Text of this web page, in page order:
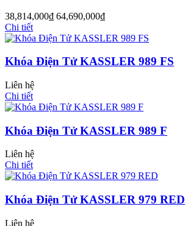
Cửa Nhựa Gỗ Sungyu Đài
38,814,000₫ 64,690,000₫
Chi tiết
Khóa Điện Tử KASSLER 989 FS
Liên hệ
Chi tiết
Khóa Điện Tử KASSLER 989 F
Liên hệ
Chi tiết
Khóa Điện Tử KASSLER 979 RED
Liên hệ